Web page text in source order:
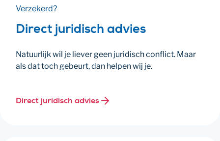
Verzekerd?
Direct juridisch advies
Natuurlijk wil je liever geen juridisch conflict. Maar
als dat toch gebeurt, dan helpen wij je.
Direct juridisch advies